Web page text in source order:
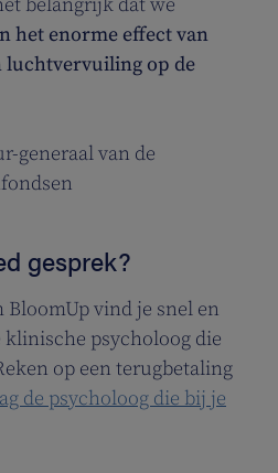
belangrijk dat we
het enorme effect van
op de
generaal van de
gesprek?
vind je snel en
psycholoog die
op een terugbetaling
de psycholoog die bij je